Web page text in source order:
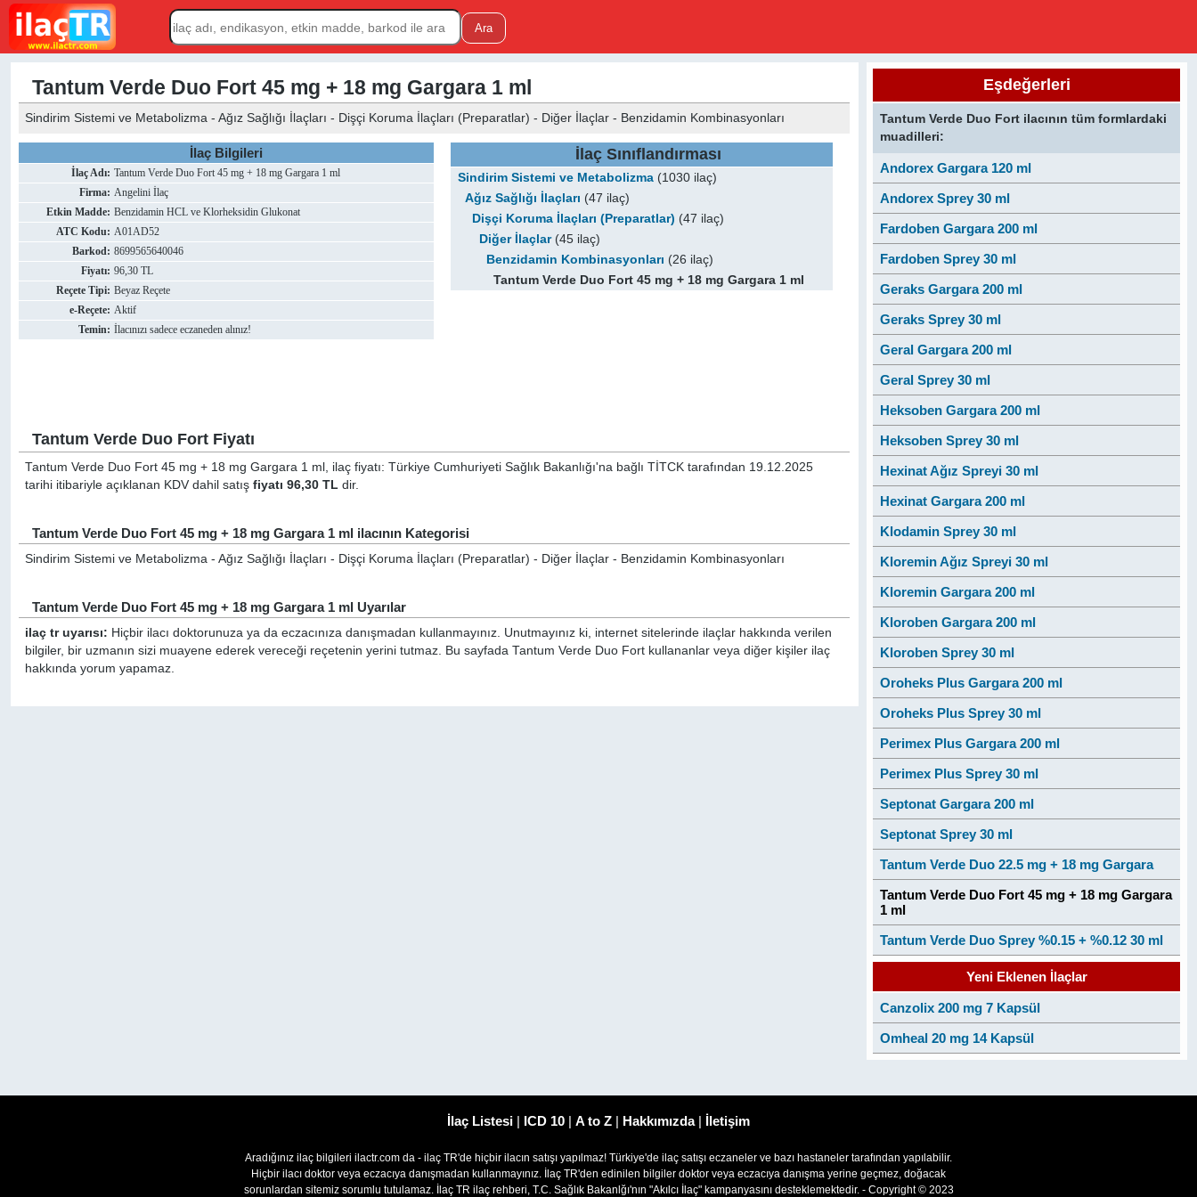
Tantum Verde Duo Fort 45 mg + 18 mg Gargara 1 ml
Sindirim Sistemi ve Metabolizma - Ağız Sağlığı İlaçları - Dişçi Koruma İlaçları (Preparatlar) - Diğer İlaçlar - Benzidamin Kombinasyonları
İlaç Bilgileri
İlaç Adı: Tantum Verde Duo Fort 45 mg + 18 mg Gargara 1 ml
Firma: Angelini İlaç
Etkin Madde: Benzidamin HCL ve Klorheksidin Glukonat
ATC Kodu: A01AD52
Barkod: 8699565640046
Fiyatı: 96,30 TL
Reçete Tipi: Beyaz Reçete
e-Reçete: Aktif
Temin: İlacınızı sadece eczaneden alınız!
İlaç Sınıflandırması
Sindirim Sistemi ve Metabolizma (1030 ilaç)
Ağız Sağlığı İlaçları (47 ilaç)
Dişçi Koruma İlaçları (Preparatlar) (47 ilaç)
Diğer İlaçlar(45 ilaç)
Benzidamin Kombinasyonları (26 ilaç)
Tantum Verde Duo Fort 45 mg + 18 mg Gargara 1 ml
Tantum Verde Duo Fort Fiyatı
Tantum Verde Duo Fort 45 mg + 18 mg Gargara 1 ml, ilaç fiyatı: Türkiye Cumhuriyeti Sağlık Bakanlığı'na bağlı TİTCK tarafından 19.12.2025
tarihi itibariyle açıklanan KDV dahil satışfiyatı 96,30 TL dir.
Tantum Verde Duo Fort 45 mg + 18 mg Gargara 1 ml ilacının Kategorisi
Sindirim Sistemi ve Metabolizma - Ağız Sağlığı İlaçları - Dişçi Koruma İlaçları (Preparatlar) - Diğer İlaçlar - Benzidamin Kombinasyonları
Tantum Verde Duo Fort 45 mg + 18 mg Gargara 1 ml Uyarılar
ilaç tr uyarısı: Hiçbir ilacı doktorunuza ya da eczacınıza danışmadan kullanmayınız. Unutmayınız ki, internet sitelerinde ilaçlar hakkında verilen
bilgiler, bir uzmanın sizi muayene ederek vereceği reçetenin yerini tutmaz. Bu sayfada Tantum Verde Duo Fort kullananlar veya diğer kişiler ilaç
hakkında yorum yapamaz.
Eşdeğerleri
Tantum Verde Duo Fort ilacının tüm formlardaki
muadilleri:
Andorex Gargara 120 ml
Andorex Sprey 30 ml
Fardoben Gargara 200 ml
Fardoben Sprey 30 ml
Geraks Gargara 200 ml
Geraks Sprey 30 ml
Geral Gargara 200 ml
Geral Sprey 30 ml
Heksoben Gargara 200 ml
Heksoben Sprey 30 ml
Hexinat Ağız Spreyi 30 ml
Hexinat Gargara 200 ml
Klodamin Sprey 30 ml
Kloremin Ağız Spreyi 30 ml
Kloremin Gargara 200 ml
Kloroben Gargara 200 ml
Kloroben Sprey 30 ml
Oroheks Plus Gargara 200 ml
Oroheks Plus Sprey 30 ml
Perimex Plus Gargara 200 ml
Perimex Plus Sprey 30 ml
Septonat Gargara 200 ml
Septonat Sprey 30 ml
Tantum Verde Duo 22.5 mg + 18 mg Gargara
Tantum Verde Duo Fort 45 mg + 18 mg Gargara
1 ml
Tantum Verde Duo Sprey %0.15 + %0.12 30 ml
Yeni Eklenen İlaçlar
Canzolix 200 mg 7 Kapsül
Omheal 20 mg 14 Kapsül
İlaç Listesi | ICD 10 | A to Z | Hakkımızda| İletişim
Aradığınız ilaç bilgileri ilactr.com da - ilaç TR'de hiçbir ilacın satışı yapılmaz! Türkiye'de ilaç satışı eczaneler ve bazı hastaneler tarafından yapılabilir.
Hiçbir ilacı doktor veya eczacıya danışmadan kullanmayınız. İlaç TR'den edinilen bilgiler doktor veya eczacıya danışma yerine geçmez, doğacak
sorunlardan sitemiz sorumlu tutulamaz. İlaç TR ilaç rehberi, T.C. Sağlık Bakanlğı'nın "Akılcı İlaç" kampanyasını desteklemektedir. - Copyright © 2023